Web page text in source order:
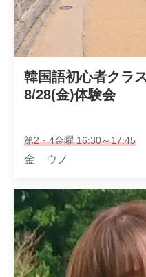
韓国語初心者クラス
8/28(金)体験会
第2・4金曜 16:30～17:45
金 ウノ